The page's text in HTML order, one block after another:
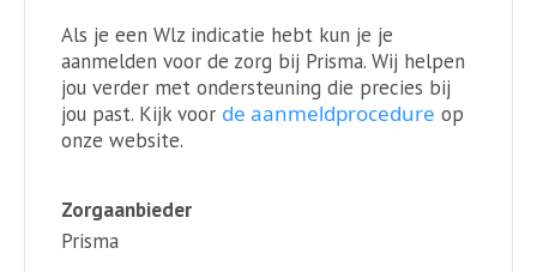
Als je een Wlz indicatie hebt kun je je
aanmelden voor de zorg bij Prisma. Wij helpen
jou verder met ondersteuning die precies bij
jou past. Kijk voor de aanmeldprocedure op
onze website.
Zorgaanbieder
Prisma